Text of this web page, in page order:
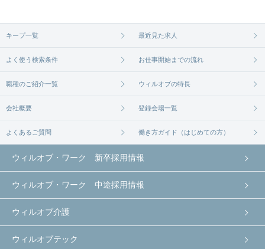
無料相談の登録はコチラから
キープ一覧 最近見た求人
よく使う検索条件 お仕事開始までの流れ
職種のご紹介一覧 ウィルオブの特長
会社概要 登録会場一覧
よくあるご質問 働き方ガイド（はじめての方）
ウィルオブ・ワーク 新卒採用情報
ウィルオブ・ワーク 中途採用情報
ウィルオブ介護
ウィルオブテック